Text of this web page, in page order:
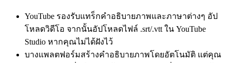
YouTube รองรับแทร็กคำอธิบายภาพและภาษาต่างๆ อัป
โหลดวิดีโอ จากนั้นอัปโหลดไฟล์ .srt/.vtt ใน YouTube
Studio หากคุณไม่ได้ฝังไว้
บางแพลตฟอร์มสร้างคำอธิบายภาพโดยอัตโนมัติ แต่คุณ